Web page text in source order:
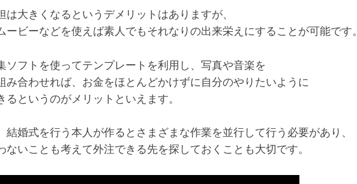
は大きくなるというデメリットはありますが、
ービーなどを使えば素人でもそれなりの出来栄えにすることが可能です。
ソフトを使ってテンプレートを利用し、写真や音楽を
み合わせれば、お金をほとんどかけずに自分のやりたいように
るというのがメリットといえます。
結婚式を行う本人が作るとさまざまな作業を並行して行う必要があり、
ないことも考えて外注できる先を探しておくことも大切です。